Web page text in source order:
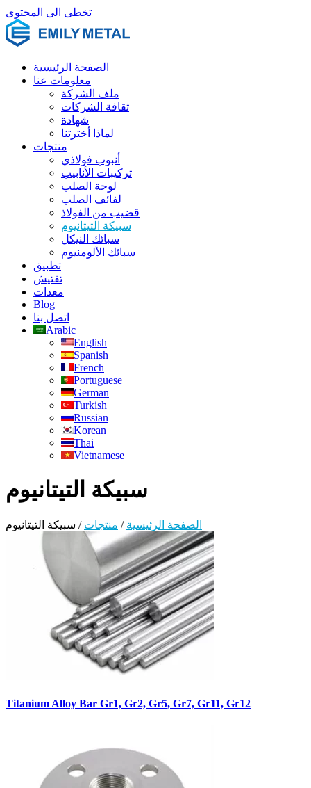
تخطى الى المحتوى
الصفحة الرئيسية
معلومات عنا
ملف الشركة
ثقافة الشركات
شهادة
لماذا أخترتنا
منتجات
أنبوب فولاذي
تركيبات الأنابيب
لوحة الصلب
لفائف الصلب
قضيب من الفولاذ
سبيكة التيتانيوم
سبائك النيكل
سبائك الألومنيوم
تطبيق
تفتيش
معدات
Blog
اتصل بنا
Arabic
English
Spanish
French
Portuguese
German
Turkish
Russian
Korean
Thai
Vietnamese
سبيكة التيتانيوم
الصفحة الرئيسية / منتجات / سبيكة التيتانيوم
Titanium Alloy Bar Gr1, Gr2, Gr5, Gr7, Gr11, Gr12